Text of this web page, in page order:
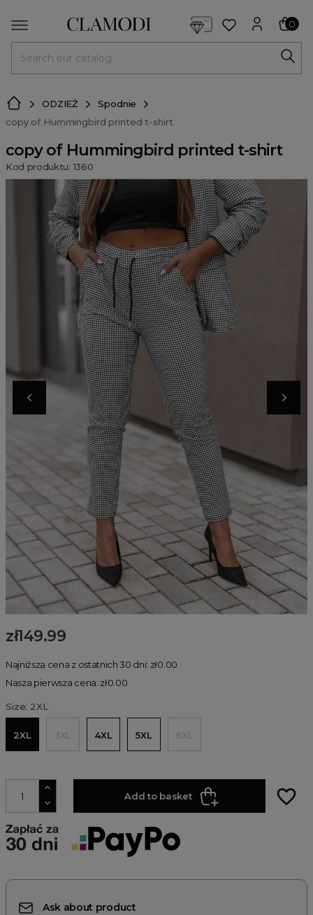
0
ODZIEŻ
Spodnie
copy of Hummingbird printed t-shirt
copy of Hummingbird printed t-shirt
Kod produktu: 1360
zł149.99
Najniższa cena z ostatnich 30 dni: zł0.00
Nasza pierwsza cena: zł0.00
Size: 2XL
2XL 3XL 4XL 5XL 6XL
Add to basket favorite_border
Ask about product